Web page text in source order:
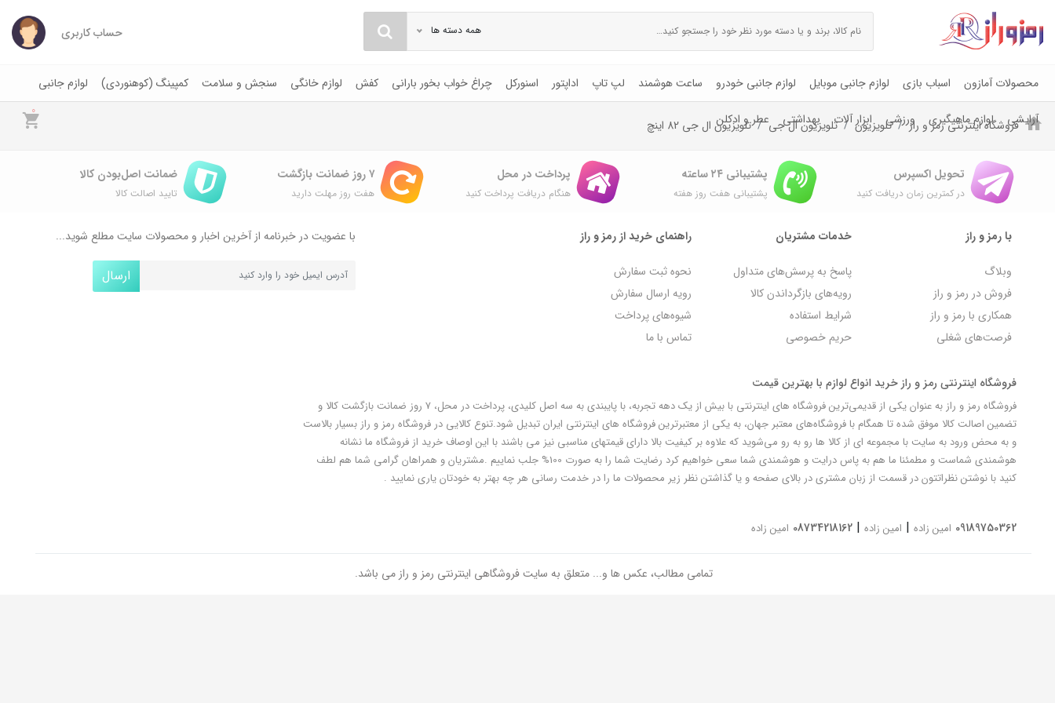
همه دسته ها حساب کاربری
محصولات آمازون اسباب بازی لوازم جانبی موبایل لوازم جانبی خودرو ساعت هوشمند لپ تاپ اداپتور اسنورکل چراغ خواب بخور بارانی کفش لوازم خانگی سنجش و سلامت کمپینگ (کوهنوردی) لوازم جانبی
آرایشی لوازم ماهیگیری ورزشی ابزار آلات بهداشتی عطر و ادکلن
0
فروشگاه اینترنتی رمز و راز تلویزیون تلویزیون ال جی تلویزیون ال جی 82 اینچ
تحویل اکسپرس
در کمترین زمان دریافت کنید
پشتیبانی ۲۴ ساعته
پشتیبانی هفت روز هفته
پرداخت در محل
هنگام دریافت پرداخت کنید
۷ روز ضمانت بازگشت
هفت روز مهلت دارید
ضمانت اصل‌بودن کالا
تایید اصالت کالا
با رمز و راز
وبلاگ
فروش در رمز و راز
همکاری با رمز و راز
فرصت‌های شغلی
خدمات مشتریان
پاسخ به پرسش‌های متداول
رویه‌های بازگرداندن کالا
شرایط استفاده
حریم خصوصی
راهنمای خرید از رمز و راز
نحوه ثبت سفارش
رویه ارسال سفارش
شیوه‌های پرداخت
تماس با ما
با عضویت در خبرنامه از آخرین اخبار و محصولات سایت مطلع شوید...
ارسال
فروشگاه اینترنتی رمز و راز خرید انواع لوازم با بهترین قیمت
فروشگاه رمز و راز به عنوان یکی از قدیمی‌ترین فروشگاه های اینترنتی با بیش از یک دهه تجربه، با پایبندی به سه اصل کلیدی، پرداخت در محل، 7 روز ضمانت بازگشت کالا و
تضمین اصالت کالا موفق شده تا همگام با فروشگاه‌های معتبر جهان، به یکی از معتبرترین فروشگاه های اینترنتی ایران تبدیل شود.تنوع کالایی در فروشگاه رمز و راز بسیار بالاست
و به محض ورود به سایت با مجموعه ای از کالا ها رو به رو می‌شوید که علاوه بر کیفیت بالا دارای قیمتهای مناسبی نیز می باشند با این اوصاف خرید از فروشگاه ما نشانه
هوشمندی شماست و مطمئنا ما هم به پاس درایت و هوشمندی شما سعی خواهیم کرد رضایت شما را به صورت 100% جلب نماییم .مشتریان و همراهان گرامی شما هم لطف
کنید با نوشتن نظراتتون در قسمت از زبان مشتری در بالای صفحه و یا گذاشتن نظر زیر محصولات ما را در خدمت رسانی هر چه بهتر به خودتان یاری نمایید .
09189750362 امین زاده | امین زاده |
08734218162 امین زاده
تمامی مطالب، عکس ها و... متعلق به سایت فروشگاهی اینترنتی رمز و راز می باشد.